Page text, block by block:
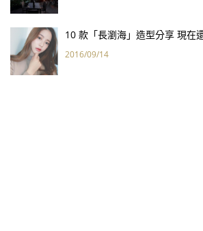
10 款「長瀏海」造型分享 現在
2016/09/14